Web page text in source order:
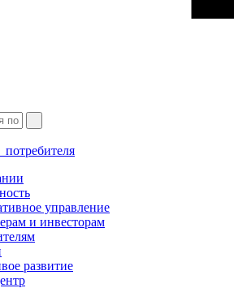
потребителя
управление
и инвесторам
развитие